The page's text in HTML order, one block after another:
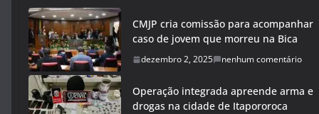
CMJP cria comissão para acompanhar
caso de jovem que morreu na Bica
dezembro 2, 2025 nenhum comentário
Operação integrada apreende arma e
drogas na cidade de Itapororoca